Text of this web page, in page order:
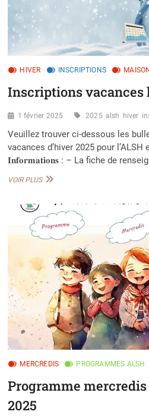
HIVER INSCRIPTIONS
Inscriptions vacances
1 février 2025 2025 alsh hiver
Veuillez trouver ci-dessous les
vacances d’hiver 2025 pour
𝐈𝐧𝐟𝐨𝐫𝐦𝐚𝐭𝐢𝐨𝐧𝐬 : – La fiche de
VOIR PLUSINSCRIPTIONS
MERCREDIS PROGRAMMES ALSH
Programme
2025